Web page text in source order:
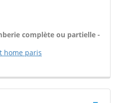
complète ou partielle -
home paris